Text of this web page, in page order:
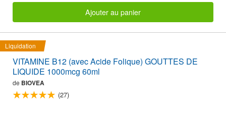
Ajouter au panier
Liquidation
VITAMINE B12 (avec Acide Folique) GOUTTES DE
LIQUIDE 1000mcg 60ml
de BIOVEA
(27)